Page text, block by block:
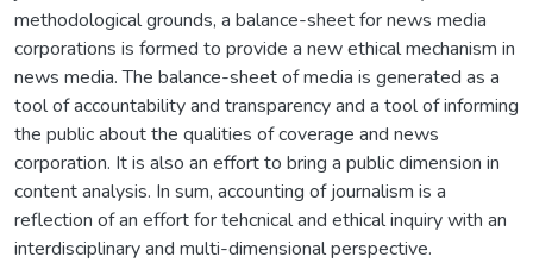
methodological grounds, a balance-sheet for news media
corporations is formed to provide a new ethical mechanism in
news media. The balance-sheet of media is generated as a
tool of accountability and transparency and a tool of informing
the public about the qualities of coverage and news
corporation. It is also an effort to bring a public dimension in
content analysis. In sum, accounting of journalism is a
reflection of an effort for tehcnical and ethical inquiry with an
interdisciplinary and multi-dimensional perspective.